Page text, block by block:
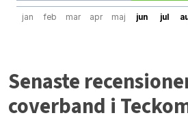
jan feb mar apr maj jun jul
Senaste
coverband i